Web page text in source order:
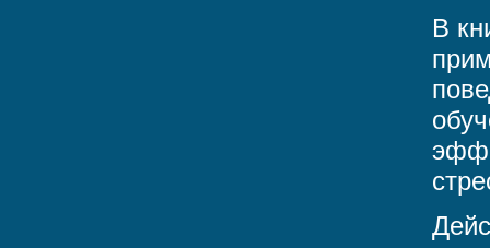
В